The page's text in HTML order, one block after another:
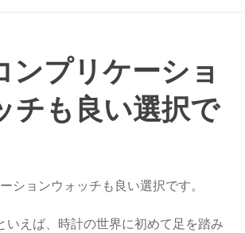
ンプリケーショ
チも良い選択で
ションウォッチも良い選択です。
いえば、時計の世界に初めて足を踏み